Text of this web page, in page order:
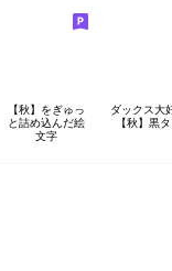
【秋】をぎゅっ
と詰め込んだ絵
文字
ダックス大
【秋】黒